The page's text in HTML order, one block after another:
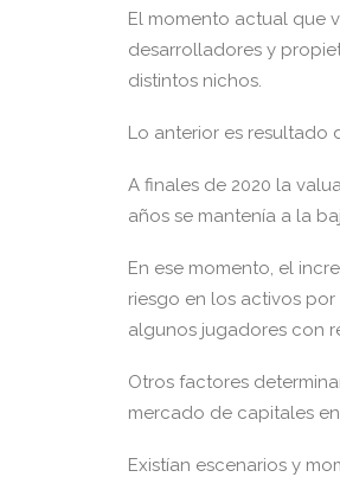
El momento actual que
desarrolladores y
distintos nichos.
Lo anterior es resultado
A finales de 2020 la
años se mantenía a la
En ese momento, el
riesgo en los activos
algunos jugadores con
Otros factores
mercado de capitales
Existían escenarios y